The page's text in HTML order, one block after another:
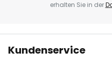
erhalten Sie in der
Kundenservice